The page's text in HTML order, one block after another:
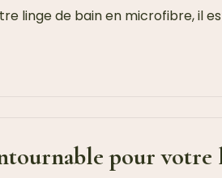
linge de bain en microfibre, il
pour votre